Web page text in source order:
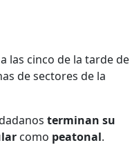
las cinco de la tarde de
de sectores de la
terminan su
como peatonal.